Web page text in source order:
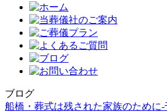
ブログ
船橋・葬式は残された家族のために